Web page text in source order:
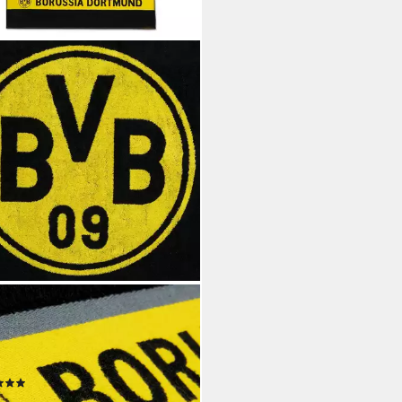
BVB-Badetuch Emblem
cm, Baumwolle (Packung, 1-
Schlaufe
(6)